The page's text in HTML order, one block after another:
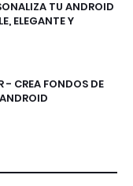
TU ANDROID
ELEGANTE Y
- CREA FONDOS DE